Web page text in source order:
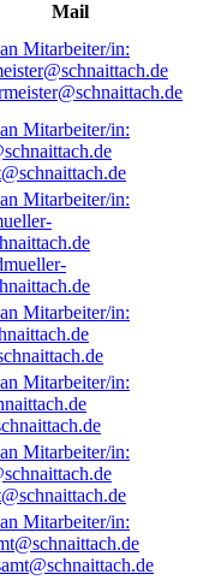
Mail